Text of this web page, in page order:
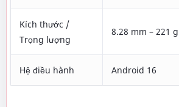
Kích thước /
Trọng lượng
8.28 mm – 221 g
Hệ điều hành Android 16